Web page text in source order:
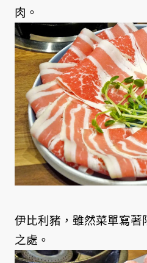
肉。
伊比利豬，雖然菜單寫著
之處。